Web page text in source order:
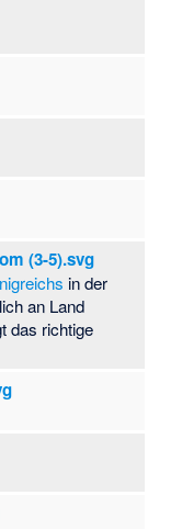
(3-5).svg
in der
an Land
das richtige